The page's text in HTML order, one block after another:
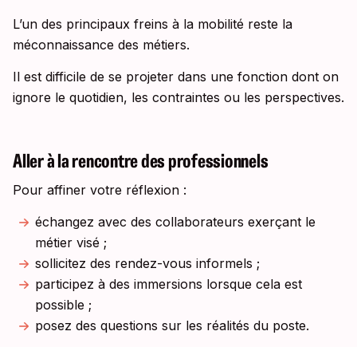
L’un des principaux freins à la mobilité reste la
méconnaissance des métiers.
Il est difficile de se projeter dans une fonction dont on
ignore le quotidien, les contraintes ou les perspectives.
Aller à la rencontre des professionnels
Pour affiner votre réflexion :
échangez avec des collaborateurs exerçant le
métier visé ;
sollicitez des rendez-vous informels ;
participez à des immersions lorsque cela est
possible ;
posez des questions sur les réalités du poste.